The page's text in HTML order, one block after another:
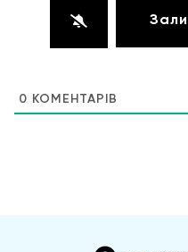
0 КОМЕНТАРІВ